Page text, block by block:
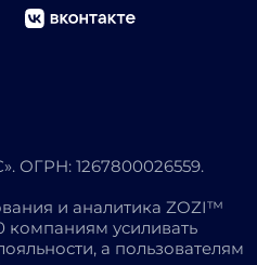
1267800026559.
и аналитика ZOZI™
компаниям усиливать
а пользователям